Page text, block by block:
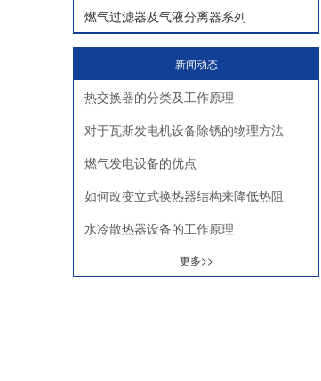
燃气过滤器及气液分离器系列
新闻动态
热交换器的分类及工作原理
对于瓦斯发电机设备除锈的物理方法
燃气发电设备的优点
如何改变立式换热器结构来降低热阻
水冷散热器设备的工作原理
更多>>